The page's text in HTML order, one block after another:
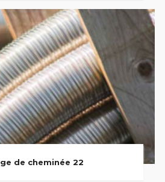
de cheminée 22